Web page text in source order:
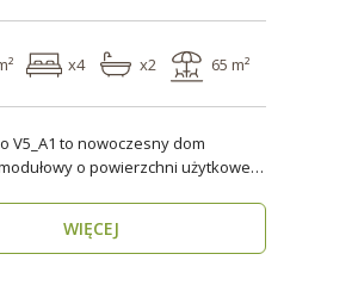
x4 x2 65 m²
V5_A1 to nowoczesny dom
o powierzchni użytkowej
WIĘCEJ